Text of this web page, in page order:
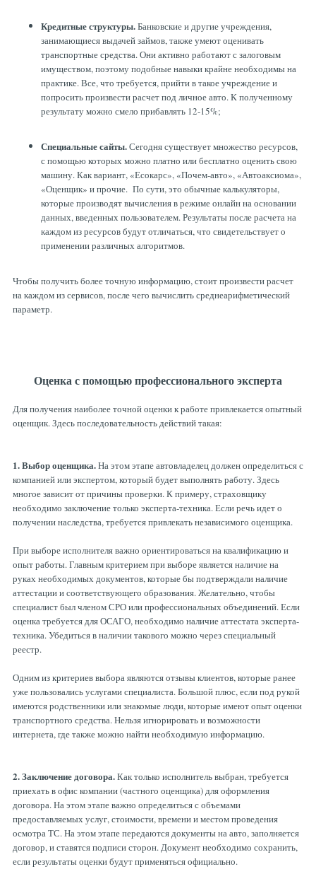
Кредитные структуры.Банковские и другие учреждения,
занимающиеся выдачей займов, также умеют оценивать
транспортные средства. Они активно работают с залоговым
имуществом, поэтому подобные навыки крайне необходимы на
практике. Все, что требуется, прийти в такое учреждение и
попросить произвести расчет под личное авто. К полученному
результату можно смело прибавлять 12-15%;
Специальные сайты.Сегодня существует множество ресурсов,
с помощью которых можно платно или бесплатно оценить свою
машину. Как вариант, «Есокарс», «Почем-авто», «Автоаксиома»,
«Оценщик» и прочие. По сути, это обычные калькуляторы,
которые производят вычисления в режиме онлайн на основании
данных, введенных пользователем. Результаты после расчета на
каждом из ресурсов будут отличаться, что свидетельствует о
применении различных алгоритмов.
Чтобы получить более точную информацию, стоит произвести расчет
на каждом из сервисов, после чего вычислить среднеарифметический
параметр.
Оценка с помощью профессионального эксперта
Для получения наиболее точной оценки к работе привлекается опытный
оценщик. Здесь последовательность действий такая:
1. Выбор оценщика.На этом этапе автовладелец должен определиться с
компанией или экспертом, который будет выполнять работу. Здесь
многое зависит от причины проверки. К примеру, страховщику
необходимо заключение только эксперта-техника. Если речь идет о
получении наследства, требуется привлекать независимого оценщика.
При выборе исполнителя важно ориентироваться на квалификацию и
опыт работы. Главным критерием при выборе является наличие на
руках необходимых документов, которые бы подтверждали наличие
аттестации и соответствующего образования. Желательно, чтобы
специалист был членом СРО или профессиональных объединений. Если
оценка требуется для ОСАГО, необходимо наличие аттестата эксперта-
техника. Убедиться в наличии такового можно через специальный
реестр.
Одним из критериев выбора являются отзывы клиентов, которые ранее
уже пользовались услугами специалиста. Большой плюс, если под рукой
имеются родственники или знакомые люди, которые имеют опыт оценки
транспортного средства. Нельзя игнорировать и возможности
интернета, где также можно найти необходимую информацию.
2. Заключение договора.Как только исполнитель выбран, требуется
приехать в офис компании (частного оценщика) для оформления
договора. На этом этапе важно определиться с объемами
предоставляемых услуг, стоимости, времени и местом проведения
осмотра ТС. На этом этапе передаются документы на авто, заполняется
договор, и ставятся подписи сторон. Документ необходимо сохранить,
если результаты оценки будут применяться официально.